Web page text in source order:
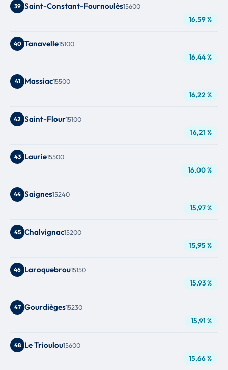
39 Saint-Constant-Fournoulès15600
16,59 %
40 Tanavelle15100
16,44 %
41 Massiac15500
16,22 %
42 Saint-Flour15100
16,21 %
43 Laurie15500
16,00 %
44 Saignes15240
15,97 %
45 Chalvignac15200
15,95 %
46 Laroquebrou15150
15,93 %
47 Gourdièges15230
15,91 %
48 Le Trioulou15600
15,66 %